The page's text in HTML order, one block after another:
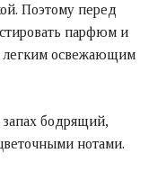
Поэтому перед
парфюм и
легким освежающим
запах бодрящий,
нотами.